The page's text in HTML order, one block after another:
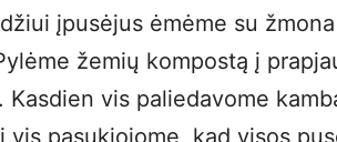
įpusėjus ėmėme su
žemių kompostą į
Kasdien vis paliedavome
vis pasukiojome, kad visos